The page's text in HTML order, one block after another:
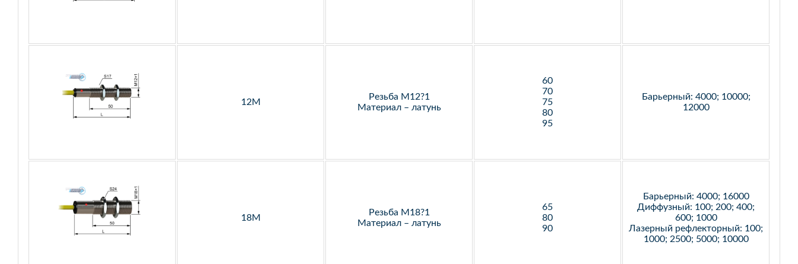
12М
Резьба М12?1
Материал – латунь
60
70
75
80
95
Барьерный: 4000; 10000;
12000
18М
Резьба М18?1
Материал – латунь
65
80
90
Барьерный: 4000; 16000
Диффузный: 100; 200; 400;
600; 1000
Лазерный рефлекторный: 100;
1000; 2500; 5000; 10000